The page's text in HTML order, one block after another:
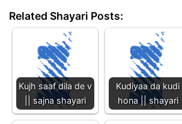
Related Shayari Posts:
Kujh saaf dila de v
|| sajna shayari
Kudiyaa da kudi
hona || shayari